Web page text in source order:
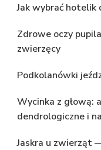
Jak wybrać hotelik
Zdrowe oczy
zwierzęcy
Podkolanówki
Wycinka z głową:
dendrologiczne i
Jaskra u zwierząt